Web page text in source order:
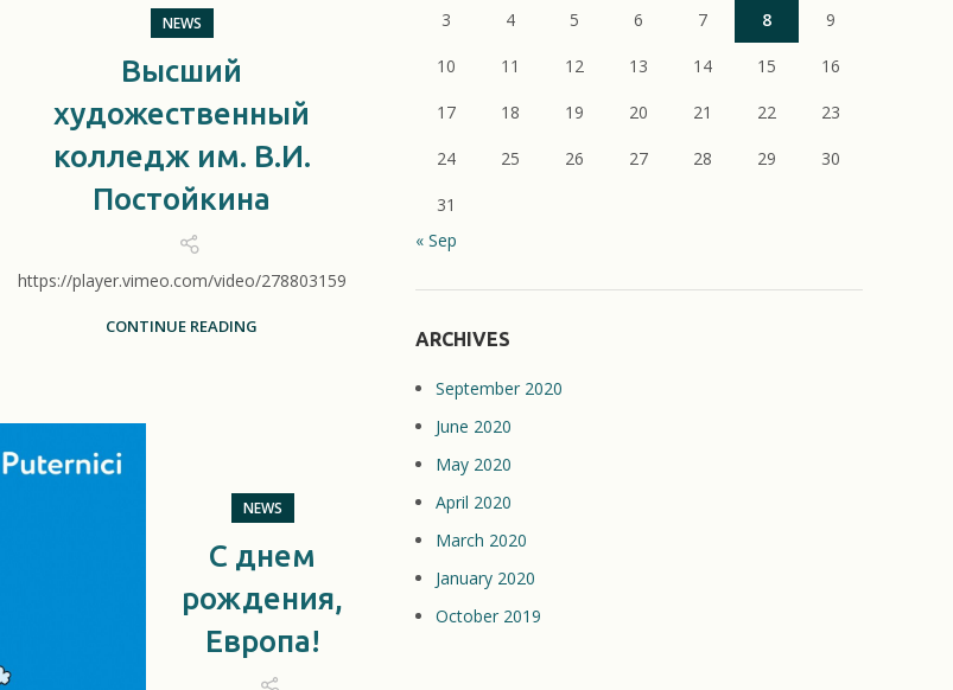
NEWS
Высший
художественный
колледж им. В.И.
Постойкина
https://player.vimeo.com/video/278803159
CONTINUE READING
NEWS
С днем
рождения,
Европа!
3 4 5 6 7 8 9
10 11 12 13 14 15 16
17 18 19 20 21 22 23
24 25 26 27 28 29 30
31
« Sep
ARCHIVES
September 2020
June 2020
May 2020
April 2020
March 2020
January 2020
October 2019